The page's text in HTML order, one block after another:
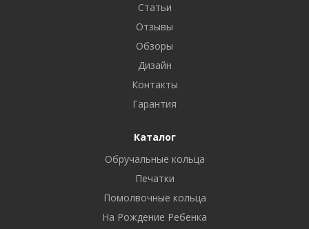
Статьи
Отзывы
Обзоры
Дизайн
Контакты
Гарантия
Каталог
Обручальные кольца
Печатки
Помолвочные кольца
На Рождение Ребенка